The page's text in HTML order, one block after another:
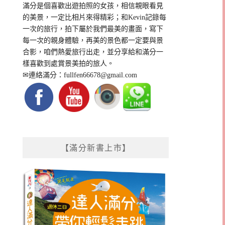
滿分是個喜歡出遊拍照的女孩，相信親眼看見
的美景，一定比相片來得精彩；和Kevin記錄每
一次的旅行，拍下屬於我們最美的畫面，寫下
每一次的親身體驗，再美的景色都一定要與景
合影，咱們熱愛旅行出走，並分享給和滿分一
樣喜歡到處賞景美拍的旅人。
✉連絡滿分：fullfen66678@gmail.com
【滿分新書上市】